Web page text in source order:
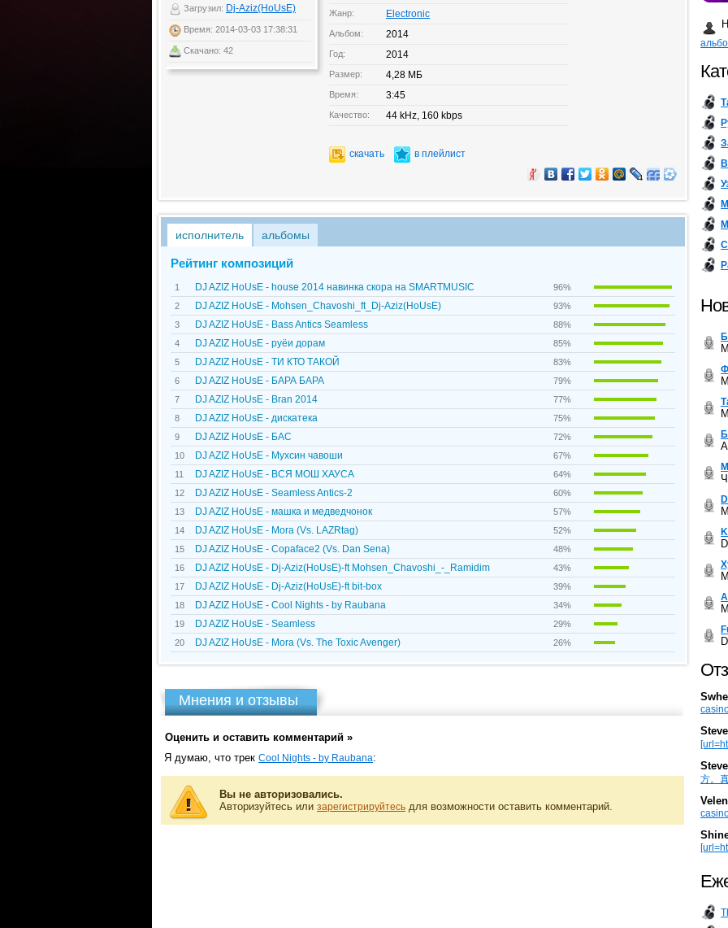
Загрузил: Dj-Aziz(HoUsE)
Время: 2014-03-03 17:38:31
Скачано: 42
Жанр: Electronic
Альбом: 2014
Год: 2014
Размер: 4,28 МБ
Время: 3:45
Качество: 44 kHz, 160 kbps
скачать в плейлист
исполнитель альбомы
Рейтинг композиций
1 DJ AZIZ HoUsE - house 2014 навинка скора на SMARTMUSIC
96%
2
DJ AZIZ HoUsE - Mohsen_Chavoshi_ft_Dj-Aziz(HoUsE)
93%
3
DJ AZIZ HoUsE - Bass Antics Seamless
88%
4
DJ AZIZ HoUsE - руёи дорам
85%
5
DJ AZIZ HoUsE - ТИ КТО ТАКОЙ
83%
6
DJ AZIZ HoUsE - БАРА БАРА
79%
7
DJ AZIZ HoUsE - Bran 2014
77%
8
DJ AZIZ HoUsE - дискатека
75%
9
DJ AZIZ HoUsE - БАС
72%
10
DJ AZIZ HoUsE - Мухсин чавоши
67%
11
DJ AZIZ HoUsE - ВСЯ МОШ ХАУСА
64%
12
DJ AZIZ HoUsE - Seamless Antics-2
60%
13
DJ AZIZ HoUsE - машка и медведчонок
57%
14
DJ AZIZ HoUsE - Mora (Vs. LAZRtag)
52%
15
DJ AZIZ HoUsE - Copaface2 (Vs. Dan Sena)
48%
16
DJ AZIZ HoUsE - Dj-Aziz(HoUsE)-ft Mohsen_Chavoshi_-_Ramidim
43%
17
DJ AZIZ HoUsE - Dj-Aziz(HoUsE)-ft bit-box
39%
18
DJ AZIZ HoUsE - Cool Nights - by Raubana
34%
19
DJ AZIZ HoUsE - Seamless
29%
20
DJ AZIZ HoUsE - Mora (Vs. The Toxic Avenger) 26%
Мнения и отзывы
Оценить и оставить комментарий »
Я думаю, что трек Cool Nights - by Raubana:
Вы не авторизовались.
Авторизуйтесь или зарегистрируйтесь для возможности оставить комментарий.
方。